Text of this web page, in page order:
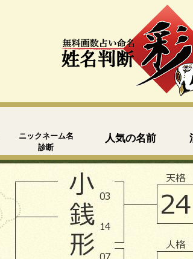
ニックネーム名
診断
人気の名前